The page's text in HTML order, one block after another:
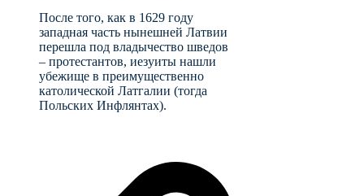
После того, как в 1629 году
западная часть нынешней Латвии
перешла под владычество шведов
– протестантов, иезуиты нашли
убежище в преимущественно
католической Латгалии (тогда
Польских Инфлянтах).